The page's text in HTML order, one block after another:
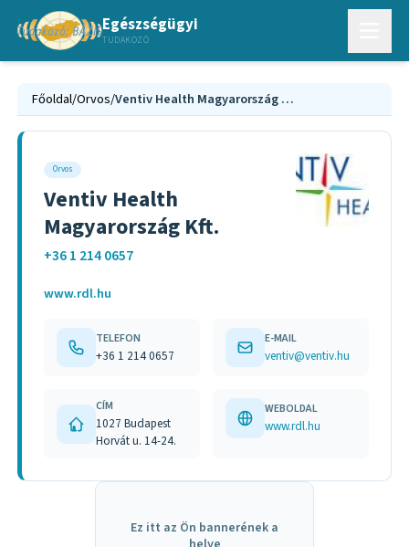
Egészségügyi
TUDAKOZÓ
Főoldal/Orvos/ Ventiv Health Magyarország Kft.
Orvos
Ventiv Health
Magyarország Kft.
+36 1 214 0657
www.rdl.hu
TELEFON
+36 1 214 0657
E-MAIL
ventiv@ventiv.hu
CÍM
1027 Budapest
Horvát u. 14-24.
WEBOLDAL
www.rdl.hu
Ez itt az Ön bannerének a